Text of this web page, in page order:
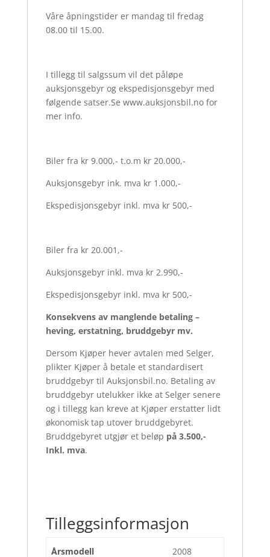
Våre åpningstider er mandag til fredag
08.00 til 15.00.
I tillegg til salgssum vil det påløpe
auksjonsgebyr og ekspedisjonsgebyr med
følgende satser.Se www.auksjonsbil.no for
mer info.
Biler fra kr 9.000,- t.o.m kr 20.000,-
Auksjonsgebyr ink. mva kr 1.000,-
Ekspedisjonsgebyr inkl. mva kr 500,-
Biler fra kr 20.001,-
Auksjonsgebyr inkl. mva kr 2.990,-
Ekspedisjonsgebyr inkl. mva kr 500,-
Konsekvens av manglende betaling –
heving, erstatning, bruddgebyr mv.
Dersom Kjøper hever avtalen med Selger,
plikter Kjøper å betale et standardisert
bruddgebyr til Auksjonsbil.no. Betaling av
bruddgebyr utelukker ikke at Selger senere
og i tillegg kan kreve at Kjøper erstatter lidt
økonomisk tap utover bruddgebyret.
Bruddgebyret utgjør et beløp på 3.500,-
Inkl. mva.
Tilleggsinformasjon
Årsmodell 2008